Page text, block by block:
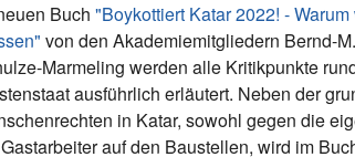
Buch "Boykottiert Katar 2022! -
von den Akademiemitgliedern Bernd-
Marmeling werden alle Kritikpunkte
ausführlich erläutert. Neben der
in Katar, sowohl gegen die
auf den Baustellen, wird im